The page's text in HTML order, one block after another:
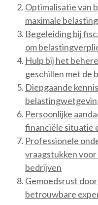
Optimalisatie van
maximale
Begeleiding bij
om
Hulp bij het
geschillen met de
Diepgaande
Persoonlijke
financiële situatie
Professionele
vraagstukken
bedrijven
Gemoedsrust
betrouwbare